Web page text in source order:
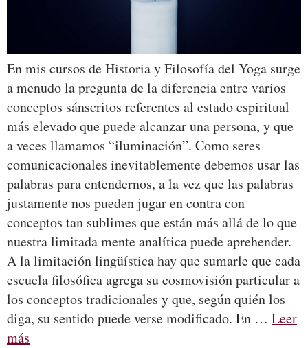
En mis cursos de Historia y Filosofía del Yoga surge
a menudo la pregunta de la diferencia entre varios
conceptos sánscritos referentes al estado espiritual
más elevado que puede alcanzar una persona, y que
a veces llamamos “iluminación”. Como seres
comunicacionales inevitablemente debemos usar las
palabras para entendernos, a la vez que las palabras
justamente nos pueden jugar en contra con
conceptos tan sublimes que están más allá de lo que
nuestra limitada mente analítica puede aprehender.
A la limitación lingüística hay que sumarle que cada
escuela filosófica agrega su cosmovisión particular a
los conceptos tradicionales y que, según quién los
diga, su sentido puede verse modificado. En … Leer
más